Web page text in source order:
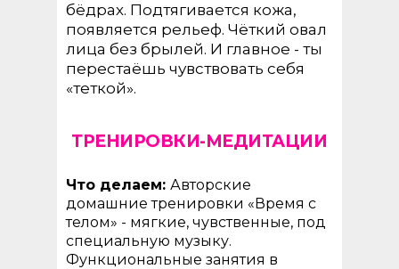
ТРЕНИРОВКИ-МЕДИТАЦИИ
бёдрах. Подтягивается кожа,
появляется рельеф. Чёткий овал
лица без брылей. И главное - ты
перестаёшь чувствовать себя
«теткой».
Что делаем: Авторские
домашние тренировки «Время с
телом» - мягкие, чувственные, под
специальную музыку.
Функциональные занятия в